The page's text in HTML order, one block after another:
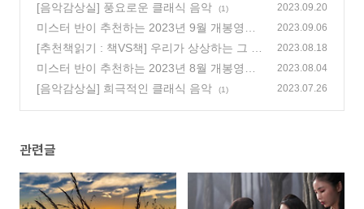
[음악감상실] 풍요로운 클래식 음악 (1) 2023.09.20
미스터 반이 추천하는 2023년 9월 개봉영화
(110)
2023.09.06
[추천책읽기 : 책VS책] 우리가 상상하는 그 휴
가
(62)
2023.08.18
미스터 반이 추천하는 2023년 8월 개봉영화
(135)
2023.08.04
[음악감상실] 희극적인 클래식 음악 (1) 2023.07.26
관련글